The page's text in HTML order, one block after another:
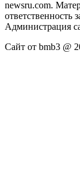
newsru.com.
ответственность
Администрация
Сайт от bmb3 @